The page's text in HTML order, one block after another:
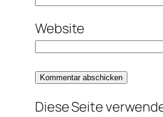
Website
Diese Seite